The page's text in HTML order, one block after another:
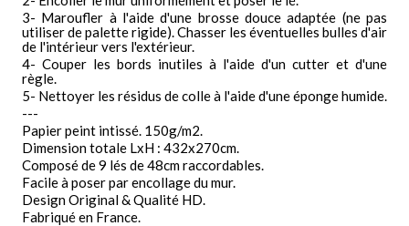
3- Maroufler à l'aide d'une brosse douce adaptée (ne pas
utiliser de palette rigide). Chasser les éventuelles bulles d'air
de l'intérieur vers l'extérieur.
4- Couper les bords inutiles à l'aide d'un cutter et d'une
règle.
5- Nettoyer les résidus de colle à l'aide d'une éponge humide.
---
Papier peint intissé. 150g/m2.
Dimension totale LxH : 432x270cm.
Composé de 9 lés de 48cm raccordables.
Facile à poser par encollage du mur.
Design Original & Qualité HD.
Fabriqué en France.